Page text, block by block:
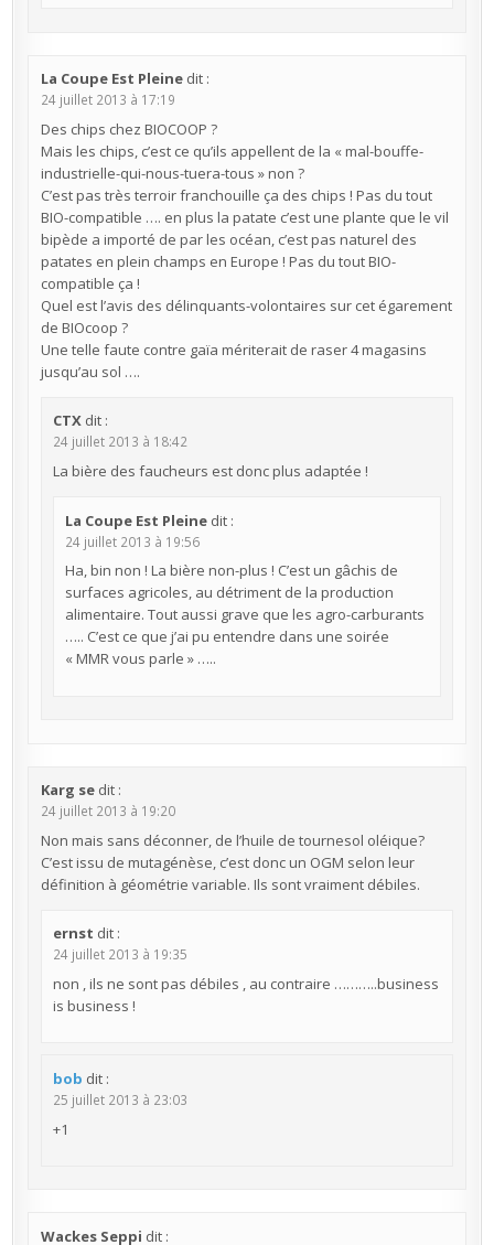
La Coupe Est Pleine dit :
24 juillet 2013 à 17:19
Des chips chez BIOCOOP ?
Mais les chips, c’est ce qu’ils appellent de la « mal-bouffe-
industrielle-qui-nous-tuera-tous » non ?
C’est pas très terroir franchouille ça des chips ! Pas du tout
BIO-compatible …. en plus la patate c’est une plante que le vil
bipède a importé de par les océan, c’est pas naturel des
patates en plein champs en Europe ! Pas du tout BIO-
compatible ça !
Quel est l’avis des délinquants-volontaires sur cet égarement
de BIOcoop ?
Une telle faute contre gaïa mériterait de raser 4 magasins
jusqu’au sol ….
CTX dit :
24 juillet 2013 à 18:42
La bière des faucheurs est donc plus adaptée !
La Coupe Est Pleine dit :
24 juillet 2013 à 19:56
Ha, bin non ! La bière non-plus ! C’est un gâchis de
surfaces agricoles, au détriment de la production
alimentaire. Tout aussi grave que les agro-carburants
….. C’est ce que j’ai pu entendre dans une soirée
« MMR vous parle » …..
Karg se dit :
24 juillet 2013 à 19:20
Non mais sans déconner, de l’huile de tournesol oléique?
C’est issu de mutagénèse, c’est donc un OGM selon leur
définition à géométrie variable. Ils sont vraiment débiles.
ernst dit :
24 juillet 2013 à 19:35
non , ils ne sont pas débiles , au contraire ………..business
is business !
bob dit :
25 juillet 2013 à 23:03
+1
Wackes Seppi dit :